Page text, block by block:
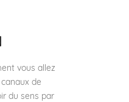
vous allez
de
du sens par